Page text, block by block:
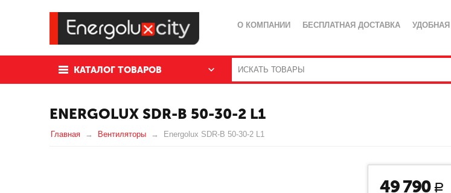
О КОМПАНИИ БЕСПЛАТНАЯ ДОСТАВКА
КАТАЛОГ ТОВАРОВ
ENERGOLUX SDR-B 50-30-2 L1
Главная Вентиляторы Energolux SDR-B 50-30-2 L1
49 790 Р